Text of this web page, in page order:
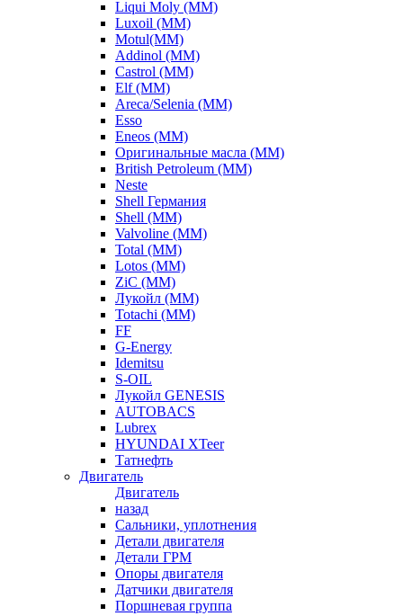
Liqui Moly (ММ)
Luxoil (ММ)
Motul(ММ)
Addinol (ММ)
Castrol (ММ)
Elf (ММ)
Areca/Selenia (ММ)
Esso
Eneos (ММ)
Оригинальные масла (ММ)
British Petroleum (ММ)
Neste
Shell Германия
Shell (ММ)
Valvoline (ММ)
Total (ММ)
Lotos (ММ)
ZiC (ММ)
Лукойл (ММ)
Totachi (MM)
FF
G-Energy
Idemitsu
S-OIL
Лукойл GENESIS
AUTOBACS
Lubrex
HYUNDAI XTeer
Татнефть
Двигатель
Двигатель
назад
Сальники, уплотнения
Детали двигателя
Детали ГРМ
Опоры двигателя
Датчики двигателя
Поршневая группа